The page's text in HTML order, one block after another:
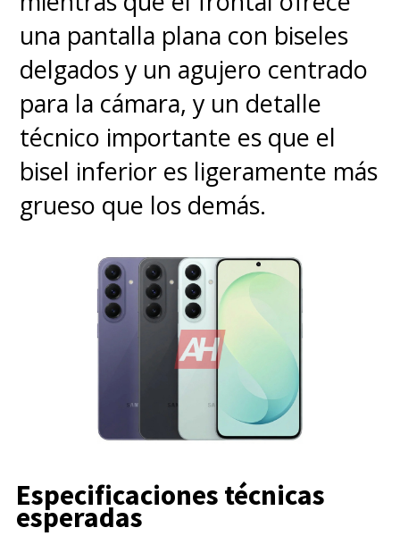
inicie el lanzamiento a través
de YouTube, programado
para las 14:00 horas de Chile.
una pantalla plana con biseles
delgados y un agujero centrado
para la cámara, y un detalle
técnico importante es que el
bisel inferior es ligeramente más
grueso que los demás.
Especificaciones técnicas
esperadas